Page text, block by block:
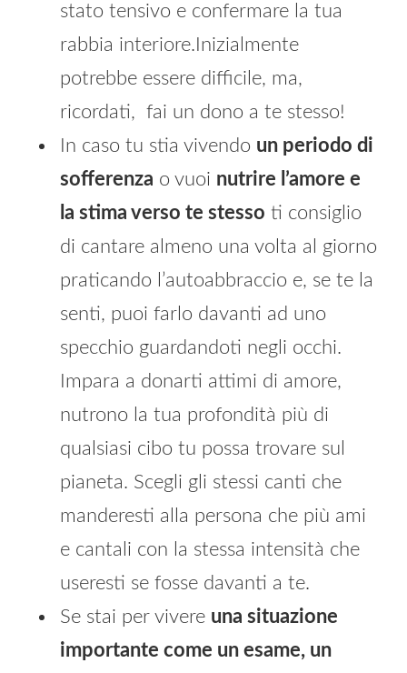
stato tensivo e confermare la tua
rabbia interiore.Inizialmente
potrebbe essere difficile, ma,
ricordati, fai un dono a te stesso!
In caso tu stia vivendo un periodo di
sofferenza o vuoi nutrire l’amore e
la stima verso te stesso ti consiglio
di cantare almeno una volta al giorno
praticando l’autoabbraccio e, se te la
senti, puoi farlo davanti ad uno
specchio guardandoti negli occhi.
Impara a donarti attimi di amore,
nutrono la tua profondità più di
qualsiasi cibo tu possa trovare sul
pianeta. Scegli gli stessi canti che
manderesti alla persona che più ami
e cantali con la stessa intensità che
useresti se fosse davanti a te.
Se stai per vivere una situazione
importante come un esame, un